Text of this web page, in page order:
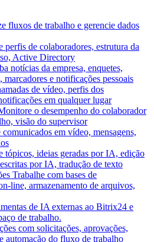
fluxos de trabalho e gerencie dados
perfis de colaboradores, estrutura da
Active Directory
notícias da empresa, enquetes,
e notificações pessoais
de vídeo, perfis dos
em qualquer lugar
o desempenho do colaborador
visão do supervisor
em vídeo, mensagens,
tópicos, ideias geradas por IA, edição
por IA, tradução de texto
Trabalhe com bases de
line, armazenamento de arquivos,
de IA externas ao Bitrix24 e
de trabalho.
com solicitações, aprovações,
automação do fluxo de trabalho